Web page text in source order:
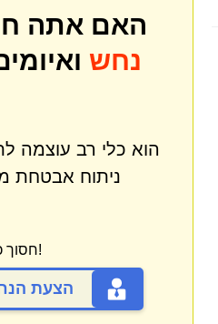
האם אתה
נחש
ניתוח אבטחת
חסוך כסף לעסק שלך!
הצעת